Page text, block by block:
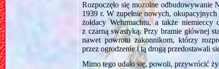
Rozpoczęło się mozolne odbudowywanie
1939 r. W zupełnie nowych,
żołdacy Wehrmachtu, a także
z czarną swastyką. Przy bramie głównej
nawet powrotu zakonnikom, którzy
przez ogrodzenie i tą drogą przedostawali
Mimo tego udało się, powoli, przywrócić